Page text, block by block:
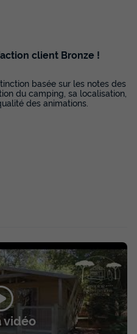
des Pins 2 CH - 4 PERS
SURFEUR 2
client Bronze !
basée sur les notes des
du camping, sa localisation,
des animations.
vidéo